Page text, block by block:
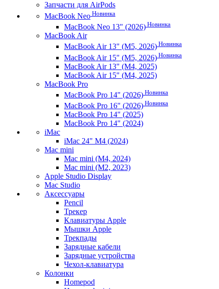
Запчасти для AirPods
MacBook Neo Новинка
MacBook Neo 13" (2026) Новинка
MacBook Air
MacBook Air 13" (M5, 2026) Новинка
MacBook Air 15" (M5, 2026) Новинка
MacBook Air 13" (M4, 2025)
MacBook Air 15" (M4, 2025)
MacBook Pro
MacBook Pro 14" (2026) Новинка
MacBook Pro 16" (2026) Новинка
MacBook Pro 14" (2025)
MacBook Pro 14" (2024)
iMac
iMac 24" M4 (2024)
Mac mini
Mac mini (M4, 2024)
Mac mini (M2, 2023)
Apple Studio Display
Mac Studio
Аксессуары
Pencil
Трекер
Клавиатуры Apple
Мышки Apple
Трекпады
Зарядные кабели
Зарядные устройства
Чехол-клавиатура
Колонки
Homepod